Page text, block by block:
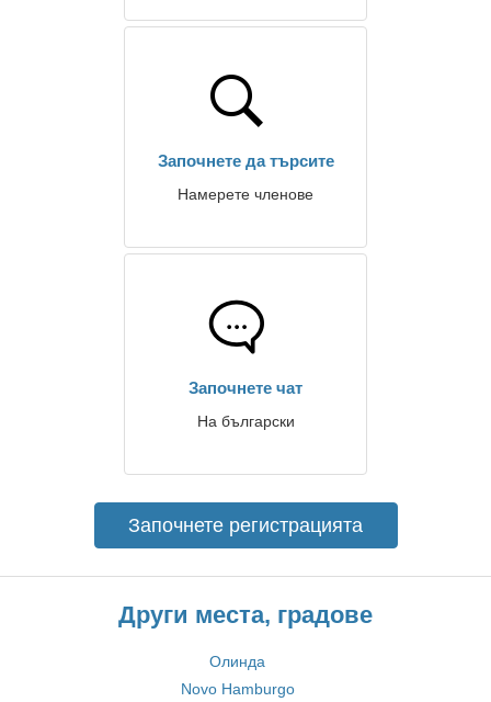
Започнете да търсите
Намерете членове
Започнете чат
На български
Започнете регистрацията
Други места, градове
Олинда
Novo Hamburgo